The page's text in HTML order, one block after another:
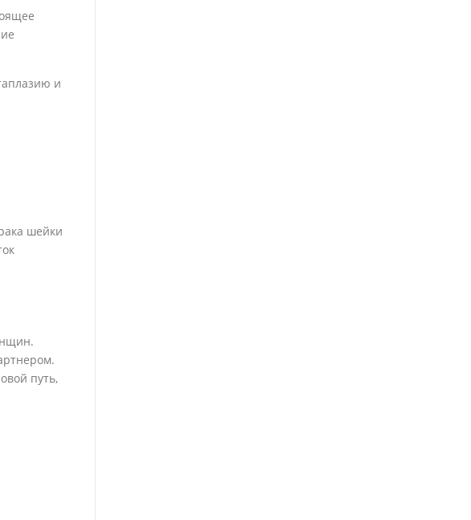
и
шейки
путь,